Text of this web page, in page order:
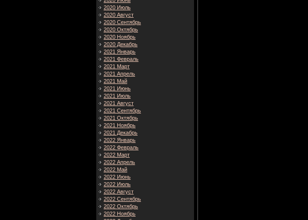
2020 Июль
2020 Август
2020 Сентябрь
2020 Октябрь
2020 Ноябрь
2020 Декабрь
2021 Январь
2021 Февраль
2021 Март
2021 Апрель
2021 Май
2021 Июнь
2021 Июль
2021 Август
2021 Сентябрь
2021 Октябрь
2021 Ноябрь
2021 Декабрь
2022 Январь
2022 Февраль
2022 Март
2022 Апрель
2022 Май
2022 Июнь
2022 Июль
2022 Август
2022 Сентябрь
2022 Октябрь
2022 Ноябрь